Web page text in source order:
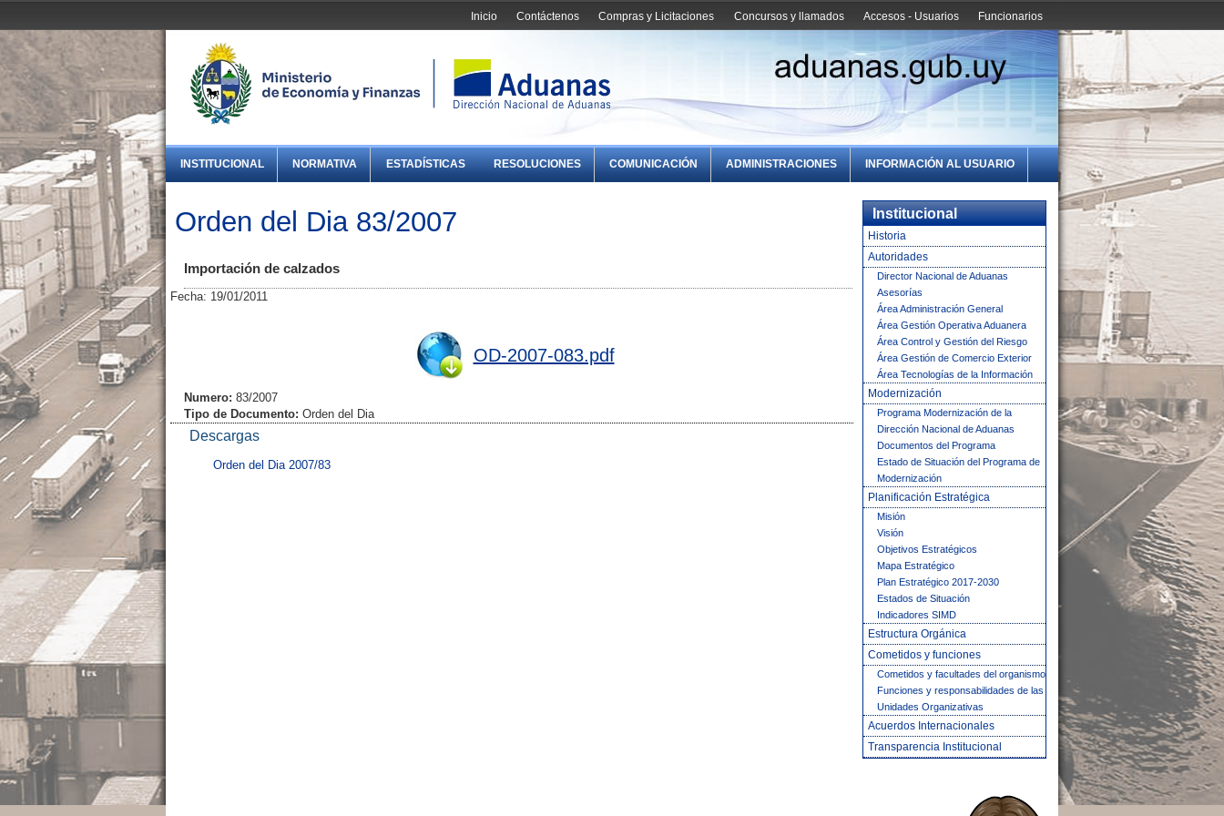
Funcionarios
Accesos - Usuarios
Concursos y llamados
Compras y Licitaciones
Contáctenos
Inicio
INSTITUCIONAL NORMATIVA ESTADÍSTICAS RESOLUCIONES COMUNICACIÓN ADMINISTRACIONES INFORMACIÓN AL USUARIO
Orden del Dia 83/2007
Importación de calzados
Fecha: 19/01/2011
OD-2007-083.pdf
Numero: 83/2007
Tipo de Documento: Orden del Dia
Descargas
Orden del Dia 2007/83
Institucional
Historia
Autoridades
Director Nacional de Aduanas
Asesorías
Área Administración General
Área Gestión Operativa Aduanera
Área Control y Gestión del Riesgo
Área Gestión de Comercio Exterior
Área Tecnologías de la Información
Modernización
Programa Modernización de la
Dirección Nacional de Aduanas
Documentos del Programa
Estado de Situación del Programa de
Modernización
Planificación Estratégica
Misión
Visión
Objetivos Estratégicos
Mapa Estratégico
Plan Estratégico 2017-2030
Estados de Situación
Indicadores SIMD
Estructura Orgánica
Cometidos y funciones
Cometidos y facultades del organismo
Funciones y responsabilidades de las
Unidades Organizativas
Acuerdos Internacionales
Transparencia Institucional